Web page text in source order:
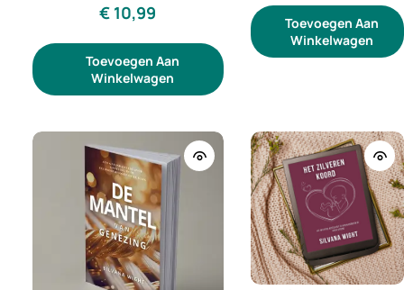
Gezondheidsprofessionals
€ 10,99
Toevoegen Aan
Winkelwagen
Hormonen &
Identiteit (vrouw)
Toevoegen Aan
Winkelwagen